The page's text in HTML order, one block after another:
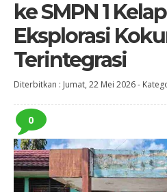
ke SMPN 1
Eksplorasi
Terintegrasi
Diterbitkan : Jumat, 22 Mei 2026-
0